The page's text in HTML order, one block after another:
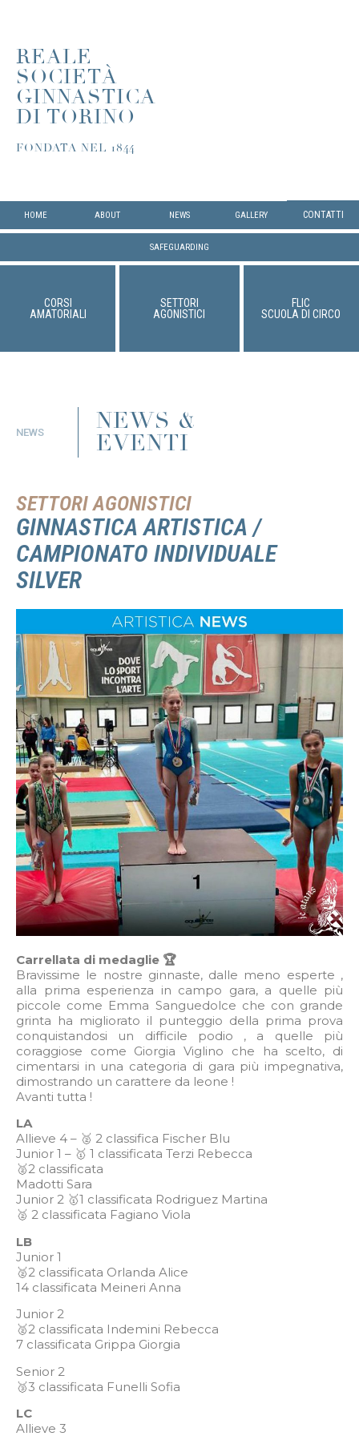
REALE
SOCIETÀ
GINNASTICA
DI TORINO
FONDATA NEL 1844
HOME ABOUT NEWS GALLERY CONTATTI
SAFEGUARDING
CORSI
AMATORIALI
SETTORI
AGONISTICI
FLIC
SCUOLA DI CIRCO
NEWS
NEWS &
EVENTI
SETTORI AGONISTICI
GINNASTICA ARTISTICA /
CAMPIONATO INDIVIDUALE
SILVER
Carrellata di medaglie 🏆
Bravissime le nostre ginnaste, dalle meno esperte ,
alla prima esperienza in campo gara, a quelle più
piccole come Emma Sanguedolce che con grande
grinta ha migliorato il punteggio della prima prova
conquistandosi un difficile podio , a quelle più
coraggiose come Giorgia Viglino che ha scelto, di
cimentarsi in una categoria di gara più impegnativa,
dimostrando un carattere da leone !
Avanti tutta !
LA
Allieve 4 – 🥈 2 classifica Fischer Blu
Junior 1 – 🥇 1 classificata Terzi Rebecca
🥈2 classificata
Madotti Sara
Junior 2 🥇1 classificata Rodriguez Martina
🥈 2 classificata Fagiano Viola
LB
Junior 1
🥈2 classificata Orlanda Alice
14 classificata Meineri Anna
Junior 2
🥈2 classificata Indemini Rebecca
7 classificata Grippa Giorgia
Senior 2
🥉3 classificata Funelli Sofia
LC
Allieve 3